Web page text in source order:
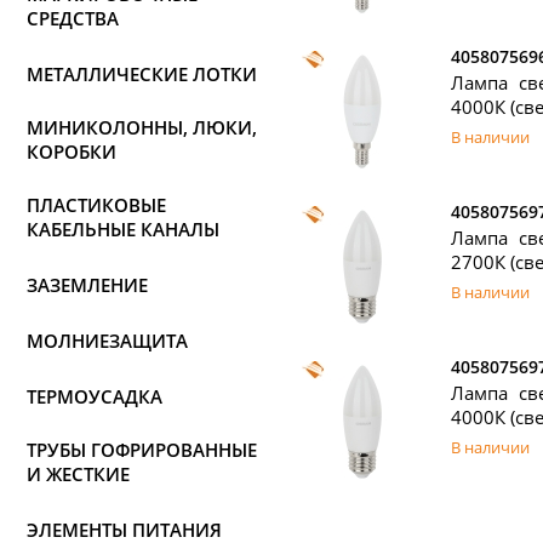
СРЕДСТВА
МЕТАЛЛИЧЕСКИЕ ЛОТКИ
МИНИКОЛОННЫ, ЛЮКИ,
КОРОБКИ
ПЛАСТИКОВЫЕ
КАБЕЛЬНЫЕ КАНАЛЫ
ЗАЗЕМЛЕНИЕ
МОЛНИЕЗАЩИТА
ТЕРМОУСАДКА
ТРУБЫ ГОФРИРОВАННЫЕ
И ЖЕСТКИЕ
ЭЛЕМЕНТЫ ПИТАНИЯ
Лампа
4000К
В наличии
Лампа
2700К
В наличии
Лампа
4000К
В наличии